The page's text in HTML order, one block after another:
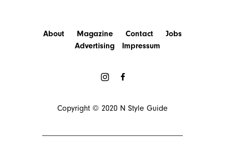
About Magazine Contact
Jobs
Advertising
Impressum
Copyright © 2020 N Style Guide